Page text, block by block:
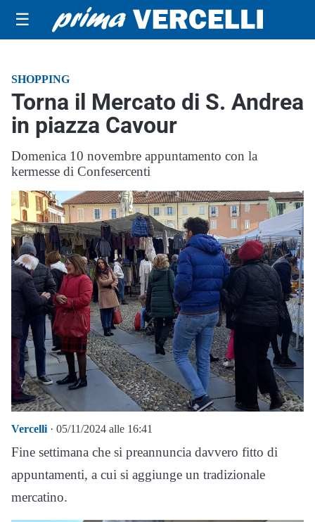
☰
SHOPPING
Torna il Mercato di S. Andrea
in piazza Cavour
Domenica 10 novembre appuntamento con la
kermesse di Confesercenti
Vercelli · 05/11/2024 alle 16:41
Fine settimana che si preannuncia davvero fitto di
appuntamenti, a cui si aggiunge un tradizionale
mercatino.